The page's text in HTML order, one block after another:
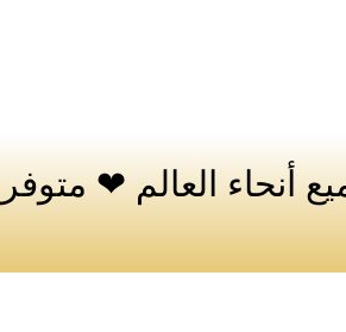
أنحاء العالم ❤